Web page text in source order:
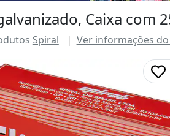
Caixa com
Spiral Ver informações